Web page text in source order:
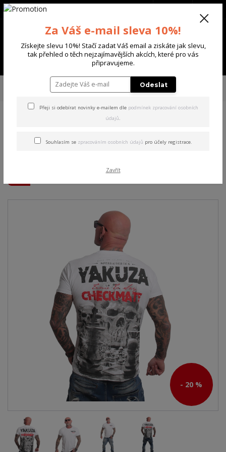
Menu
+420 702 136 620
TRIKA & TÍLKA
Yakuza pánské tričko Checkmate
Regular T-Shirt white 5XL
Checkmate Regular T-Shirt
- 20 %
Za Váš e-mail sleva 10%!
Získejte slevu 10%! Stačí zadat Váš email a ziskáte jak slevu,
tak přehled o těch nejzajímavějších akcích, které pro vás
připravujeme.
Odeslat
Přeji si odebírat novinky e-mailem dle podmínek zpracování osobních
údajů.
Souhlasím se zpracováním osobních údajů pro účely registrace.
Zavřít